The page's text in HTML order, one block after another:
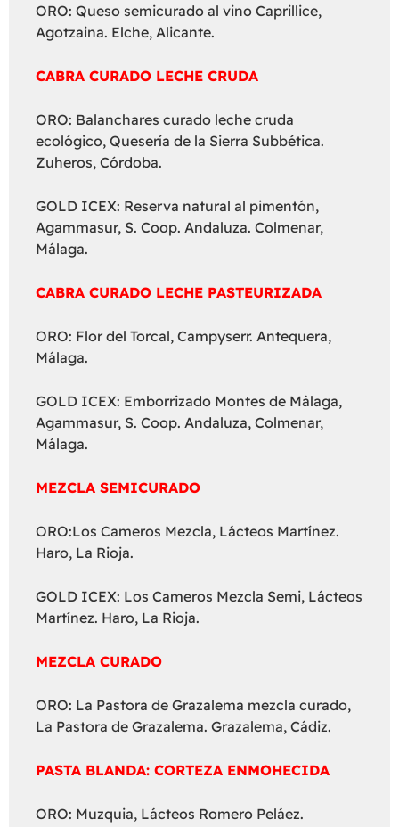
ORO: Queso semicurado al vino Caprillice,
Agotzaina. Elche, Alicante.
CABRA CURADO LECHE CRUDA
ORO: Balanchares curado leche cruda
ecológico, Quesería de la Sierra Subbética.
Zuheros, Córdoba.
GOLD ICEX: Reserva natural al pimentón,
Agammasur, S. Coop. Andaluza. Colmenar,
Málaga.
CABRA CURADO LECHE PASTEURIZADA
ORO: Flor del Torcal, Campyserr. Antequera,
Málaga.
GOLD ICEX: Emborrizado Montes de Málaga,
Agammasur, S. Coop. Andaluza, Colmenar,
Málaga.
MEZCLA SEMICURADO
ORO:Los Cameros Mezcla, Lácteos Martínez.
Haro, La Rioja.
GOLD ICEX: Los Cameros Mezcla Semi, Lácteos
Martínez. Haro, La Rioja.
MEZCLA CURADO
ORO: La Pastora de Grazalema mezcla curado,
La Pastora de Grazalema. Grazalema, Cádiz.
PASTA BLANDA: CORTEZA ENMOHECIDA
ORO: Muzquia, Lácteos Romero Peláez.